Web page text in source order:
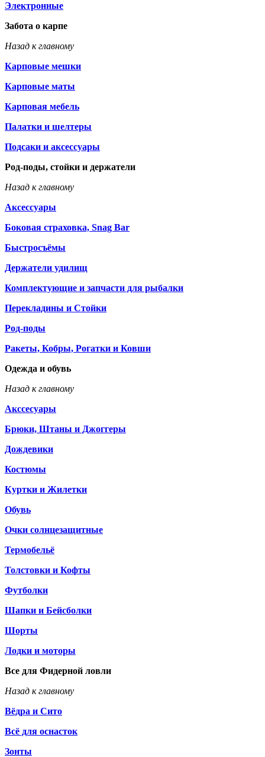
Электронные
Забота о карпе
Назад к главному
Карповые мешки
Карповые маты
Карповая мебель
Палатки и шелтеры
Подсаки и аксессуары
Род-поды, стойки и держатели
Назад к главному
Аксессуары
Боковая страховка, Snag Bar
Быстросъёмы
Держатели удилищ
Комплектующие и запчасти для рыбалки
Перекладины и Стойки
Род-поды
Ракеты, Кобры, Рогатки и Ковши
Одежда и обувь
Назад к главному
Акссесуары
Брюки, Штаны и Джоггеры
Дождевики
Костюмы
Куртки и Жилетки
Обувь
Очки солнцезащитные
Термобельё
Толстовки и Кофты
Футболки
Шапки и Бейсболки
Шорты
Лодки и моторы
Все для Фидерной ловли
Назад к главному
Вёдра и Сито
Всё для оснасток
Зонты